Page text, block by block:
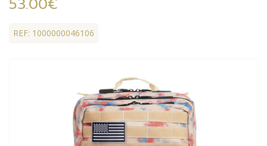
REF: 1000000046106